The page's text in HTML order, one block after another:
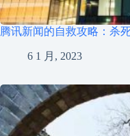
腾讯新闻的自救攻略：杀
6 1 月, 2023